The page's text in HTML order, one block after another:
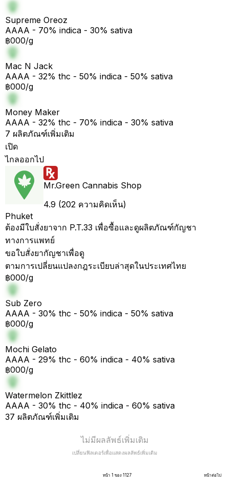
Supreme Oreoz
AAAA - 70% indica - 30% sativa
฿000/g
Mac N Jack
AAAA - 32% thc - 50% indica - 50% sativa
฿000/g
Money Maker
AAAA - 32% thc - 70% indica - 30% sativa
7 ผลิตภัณฑ์เพิ่มเติม
เปิด
ไกลออกไป
Mr.Green Cannabis Shop
4.9 (202 ความคิดเห็น)
Phuket
ต้องมีใบสั่งยาจาก P.T.33 เพื่อซื้อและดูผลิตภัณฑ์กัญชา
ทางการแพทย์
ขอใบสั่งยากัญชาเพื่อดู
ตามการเปลี่ยนแปลงกฎระเบียบล่าสุดในประเทศไทย
฿000/g
Sub Zero
AAAA - 30% thc - 50% indica - 50% sativa
฿000/g
Mochi Gelato
AAAA - 29% thc - 60% indica - 40% sativa
฿000/g
Watermelon Zkittlez
AAAA - 30% thc - 40% indica - 60% sativa
37 ผลิตภัณฑ์เพิ่มเติม
ไม่มีผลลัพธ์เพิ่มเติม
เปลี่ยนฟิลเตอร์เพื่อแสดงผลลัพธ์เพิ่มเติม
หน้า 1 ของ 1127 หน้าต่อไป